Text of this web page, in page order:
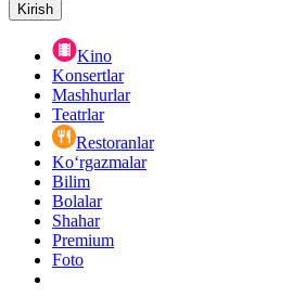
Kirish
Kino
Konsertlar
Mashhurlar
Teatrlar
Restoranlar
Ko‘rgazmalar
Bilim
Bolalar
Shahar
Premium
Foto